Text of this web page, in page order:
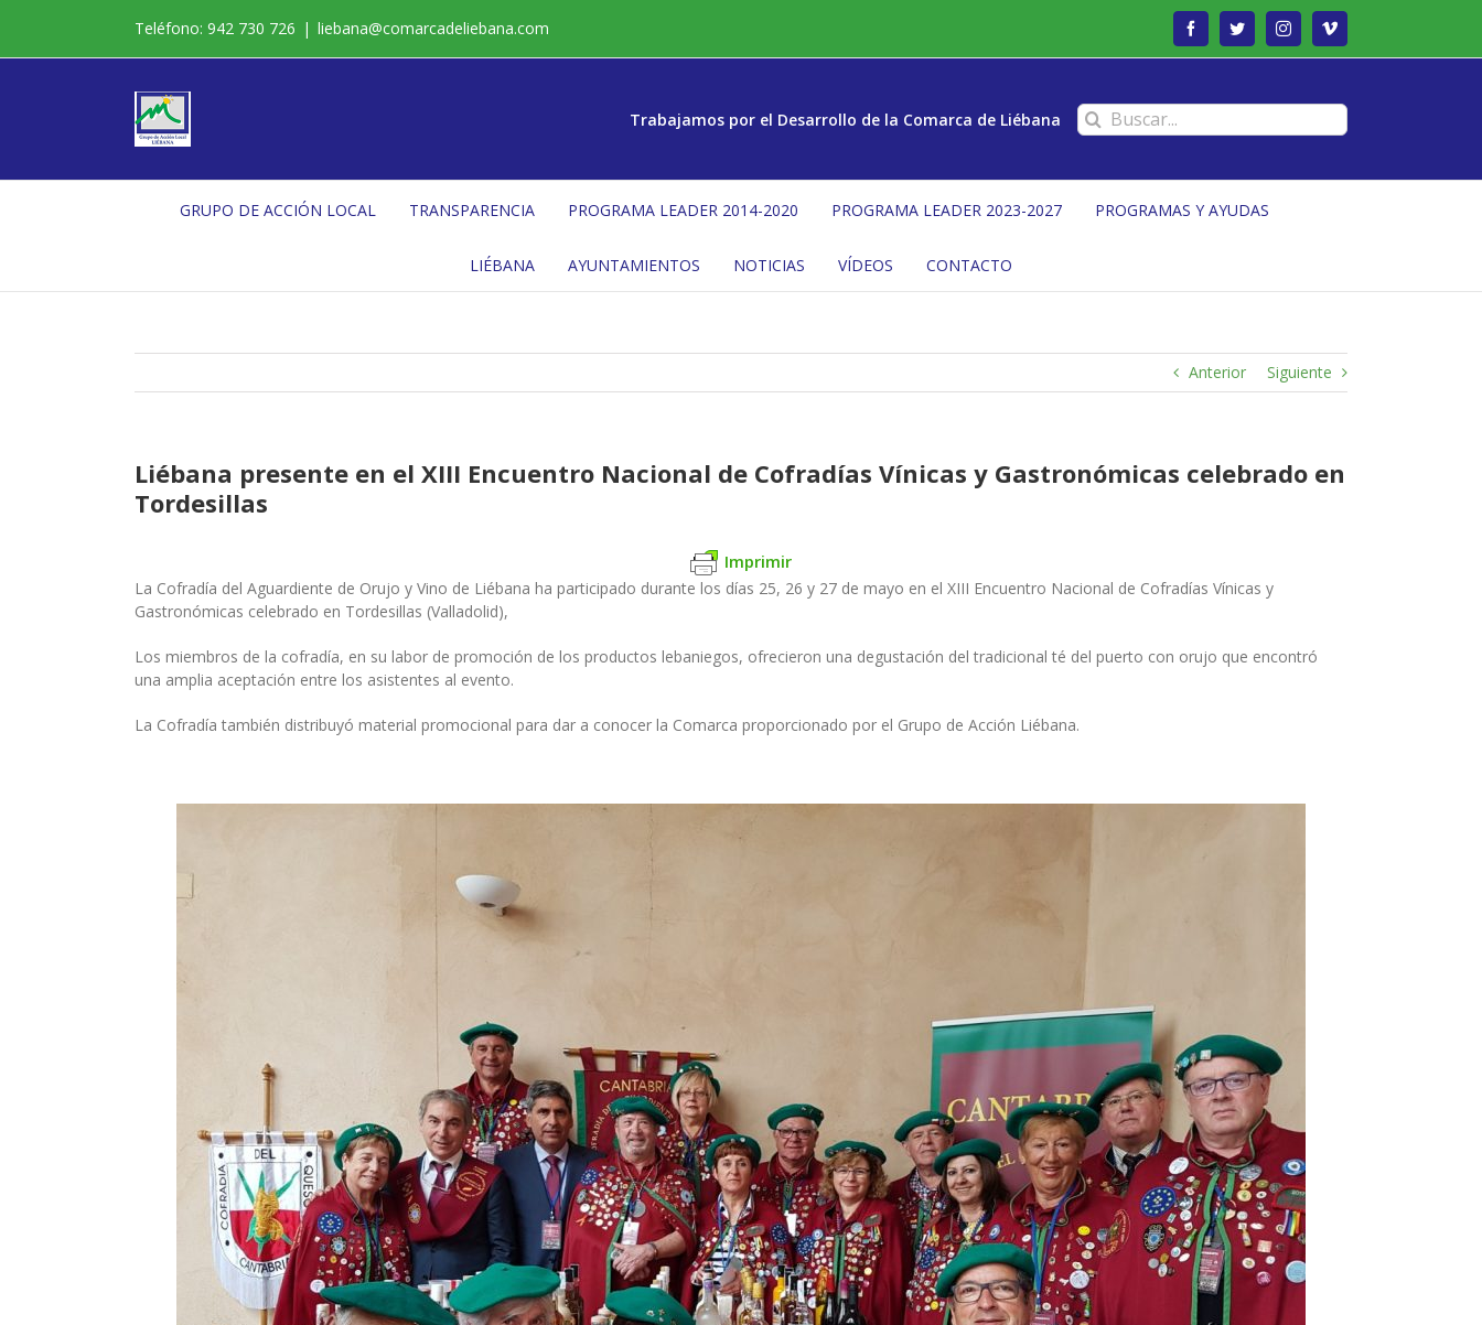
contenido
Teléfono: 942 730 726 | liebana@comarcadeliebana.com FacebookTwitterInstagramVimeo
Trabajamos por el Desarrollo de la Comarca de Liébana Buscar:
GRUPO DE ACCIÓN LOCAL TRANSPARENCIA PROGRAMA LEADER 2014-2020 PROGRAMA LEADER 2023-2027 PROGRAMAS Y AYUDAS
LIÉBANA AYUNTAMIENTOS NOTICIAS VÍDEOS CONTACTO
Anterior Siguiente
Liébana presente en el XIII Encuentro Nacional de Cofradías Vínicas y Gastronómicas celebrado en
Tordesillas
Imprimir
La Cofradía del Aguardiente de Orujo y Vino de Liébana ha participado durante los días 25, 26 y 27 de mayo en el XIII Encuentro Nacional de Cofradías Vínicas y
Gastronómicas celebrado en Tordesillas (Valladolid),
Los miembros de la cofradía, en su labor de promoción de los productos lebaniegos, ofrecieron una degustación del tradicional té del puerto con orujo que encontró
una amplia aceptación entre los asistentes al evento.
La Cofradía también distribuyó material promocional para dar a conocer la Comarca proporcionado por el Grupo de Acción Liébana.